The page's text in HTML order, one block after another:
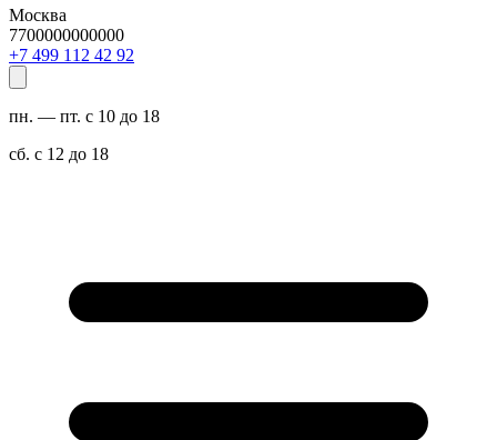
Москва
7700000000000
29 24 211 994 7+
пн. — пт. с 10 до 18
сб. с 12 до 18